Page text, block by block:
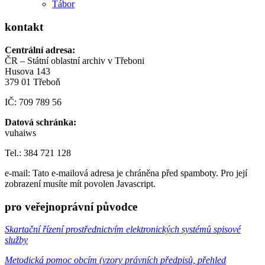
Tábor
kontakt
Centrální adresa:
ČR – Státní oblastní archiv v Třeboni
Husova 143
379 01 Třeboň
IČ: 709 789 56
Datová schránka:
vuhaiws
Tel.: 384 721 128
e-mail: Tato e-mailová adresa je chráněna před spamboty. Pro její
zobrazení musíte mít povolen Javascript.
pro veřejnoprávní původce
Skartační řízení prostřednictvím elektronických systémů spisové
služby
Metodická pomoc obcím (vzory právních předpisů, přehled